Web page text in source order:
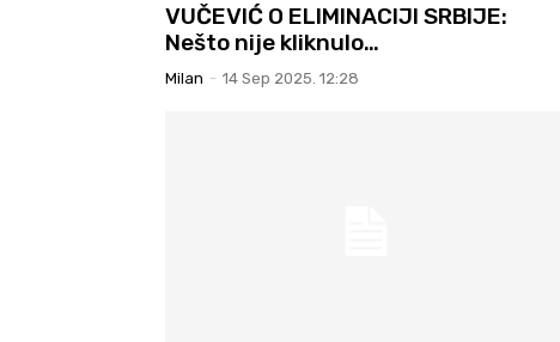
VUČEVIĆ O ELIMINACIJI SRBIJE:
Nešto nije kliknulo…
Milan - 14 Sep 2025. 12:28